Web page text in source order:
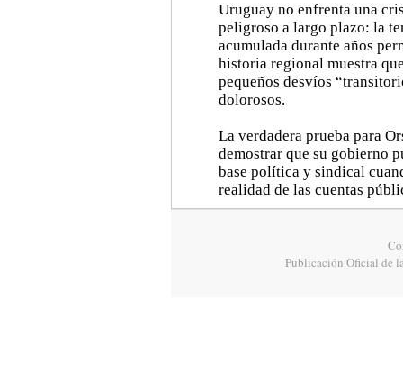
Uruguay no enfrenta una
peligroso a largo plazo: la
acumulada durante años
historia regional muestra
pequeños desvíos
dolorosos.
La verdadera prueba para
demostrar que su gobierno
base política y sindical
realidad de las cuentas
Publicación Oficial de